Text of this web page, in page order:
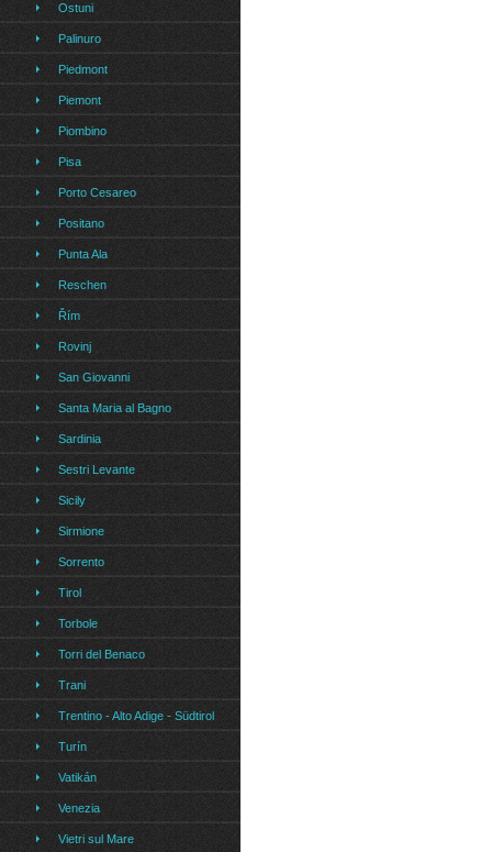
Ostuni
Palinuro
Piedmont
Piemont
Piombino
Pisa
Porto Cesareo
Positano
Punta Ala
Reschen
Řím
Rovinj
San Giovanni
Santa Maria al Bagno
Sardinia
Sestri Levante
Sicily
Sirmione
Sorrento
Tirol
Torbole
Torri del Benaco
Trani
Trentino - Alto Adige - Südtirol
Turín
Vatikán
Venezia
Vietri sul Mare